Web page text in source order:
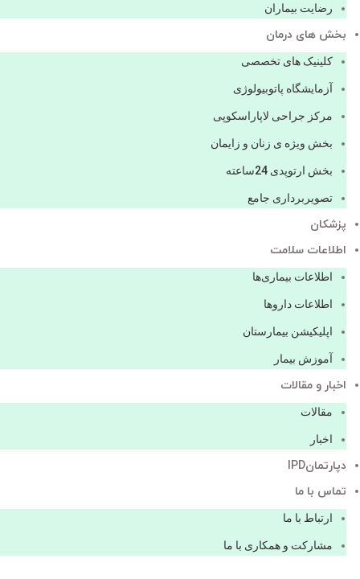
رضایت بیماران
بخش های درمان
کلینیک های تخصصی
آزمایشگاه پاتوبیولوژی
مرکز جراحی لاپاراسکوپی
بخش ویژه ی زنان و زایمان
بخش ارتوپدی 24ساعته
تصویربرداری جامع
پزشكان
اطلاعات سلامت
اطلاعات بیماری‌ها
اطلاعات دارو‌ها
اپليكيشن بيمارستان
آموزش بیمار
اخبار و مقالات
مقالات
اخبار
دپارتمانIPD
تماس با ما
ارتباط با ما
مشاركت و همكاری با ما